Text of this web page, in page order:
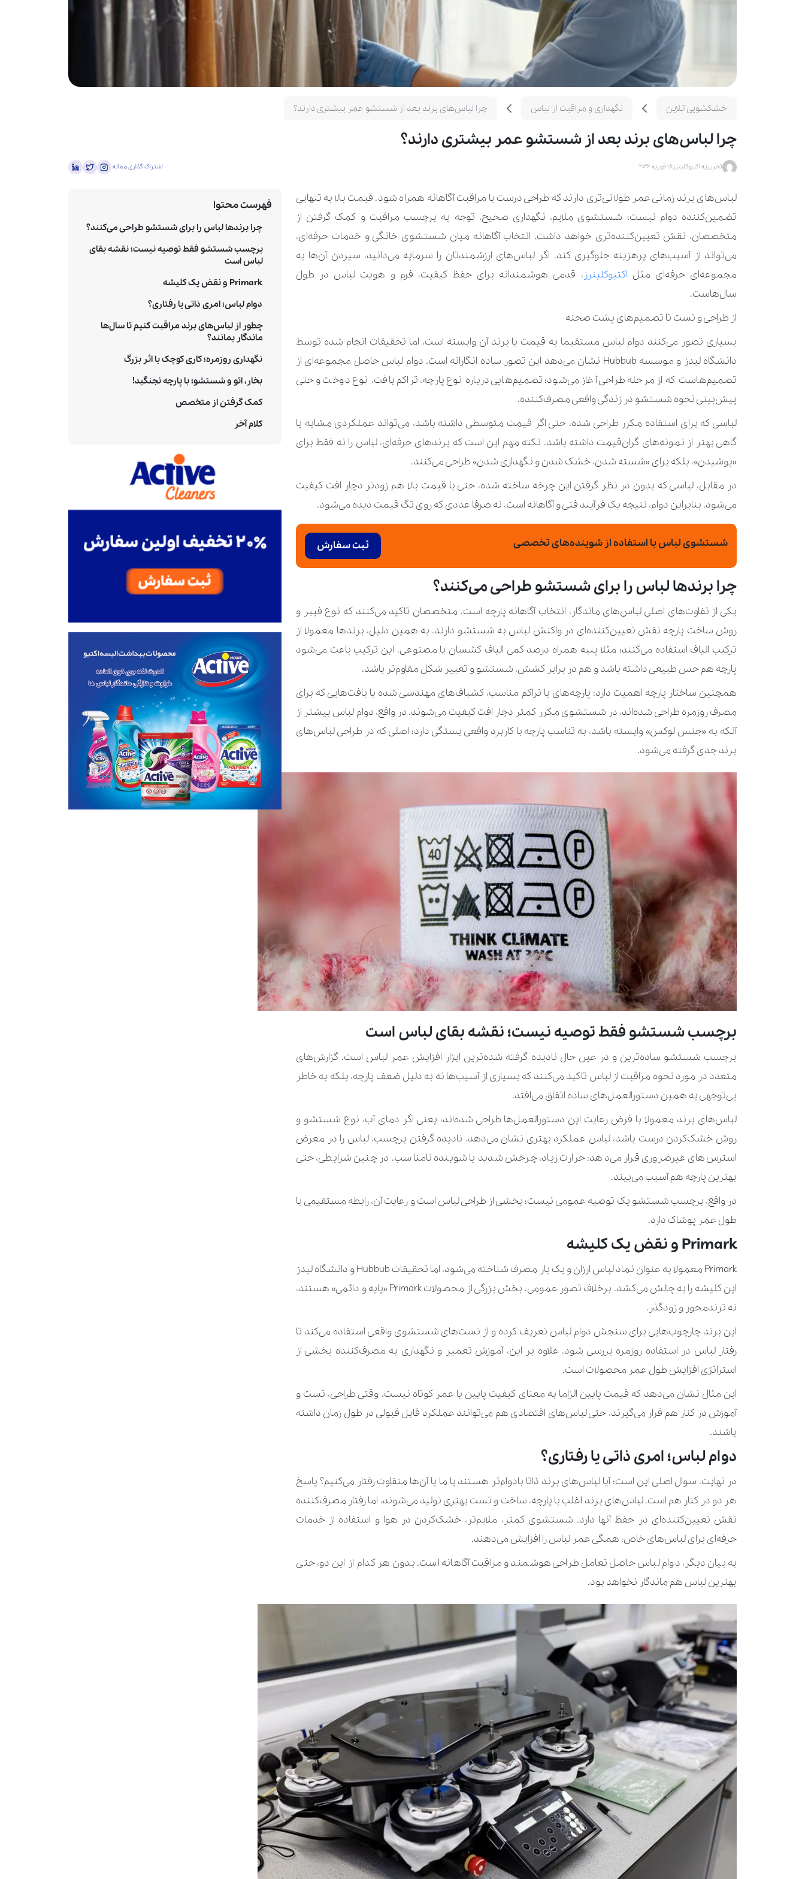
خشکشویی آنلاین نگهداری و مراقبت از لباس چرا لباس‌های برند بعد از شستشو عمر بیشتری دارند؟
چرا لباس‌های برند بعد از شستشو عمر بیشتری دارند؟
تحریریه اکتیوکلینرز18 فوریه 2026 اشتراک گذاری مقاله:
لباس‌های برند زمانی عمر طولانی‌تری دارند که طراحی درست با مراقبت آگاهانه همراه شود. قیمت بالا به ‌تنهایی
تضمین‌کننده دوام نیست؛ شستشوی ملایم، نگهداری صحیح، توجه به برچسب مراقبت و کمک گرفتن از
متخصصان، نقش تعیین‌کننده‌تری خواهد داشت. انتخاب آگاهانه میان شستشوی خانگی و خدمات حرفه‌ای،
می‌تواند از آسیب‌های پرهزینه جلوگیری کند. اگر لباس‌های ارزشمندتان را سرمایه می‌دانید، سپردن آن‌ها به
مجموعه‌ای حرفه‌ای مثل اکتیوکلینرز، قدمی هوشمندانه برای حفظ کیفیت، فرم و هویت لباس در طول
سال‌هاست.
از طراحی و تست تا تصمیم‌های پشت صحنه
بسیاری تصور می‌کنند دوام لباس مستقیما به قیمت یا برند آن وابسته است، اما تحقیقات انجام ‌شده توسط
دانشگاه لیدز و موسسه Hubbub نشان می‌دهد این تصور ساده ‌انگارانه است. دوام لباس حاصل مجموعه‌ای از
تصمیم‌هاست که از مرحله طراحی آغاز می‌شود؛ تصمیم‌هایی درباره نوع پارچه، تراکم بافت، نوع دوخت و حتی
پیش‌بینی نحوه شستشو در زندگی واقعی مصرف‌کننده.
لباسی که برای استفاده مکرر طراحی شده، حتی اگر قیمت متوسطی داشته باشد، می‌تواند عملکردی مشابه یا
گاهی بهتر از نمونه‌های گران‌قیمت داشته باشد. نکته مهم این است که برندهای حرفه‌ای، لباس را نه فقط برای
«پوشیدن»، بلکه برای «شسته شدن، خشک شدن و نگهداری شدن» طراحی می‌کنند.
در مقابل، لباسی که بدون در نظر گرفتن این چرخه ساخته شده، حتی با قیمت بالا هم زودتر دچار افت کیفیت
می‌شود. بنابراین دوام، نتیجه‌ یک فرآیند فنی و آگاهانه است، نه صرفا عددی که روی تگ قیمت دیده می‌شود.
شستشوی لباس با استفاده از شوینده‌های تخصصی ثبت سفارش
چرا برندها لباس را برای شستشو طراحی می‌کنند؟
یکی از تفاوت‌های اصلی لباس‌های ماندگار، انتخاب آگاهانه پارچه است. متخصصان تاکید می‌کنند که نوع فیبر و
روش ساخت پارچه نقش تعیین‌کننده‌ای در واکنش لباس به شستشو دارند. به همین دلیل، برندها معمولا از
ترکیب الیاف استفاده می‌کنند؛ مثلا پنبه همراه درصد کمی الیاف کشسان یا مصنوعی. این ترکیب باعث می‌شود
پارچه هم حس طبیعی داشته باشد و هم در برابر کشش، شستشو و تغییر شکل مقاوم‌تر باشد.
همچنین ساختار پارچه اهمیت دارد: پارچه‌های با تراکم مناسب، کشباف‌های مهندسی‌ شده یا بافت‌هایی که برای
مصرف روزمره طراحی شده‌اند، در شستشوی مکرر کمتر دچار افت کیفیت می‌شوند. در واقع، دوام لباس بیشتر از
آنکه به «جنس لوکس» وابسته باشد، به تناسب پارچه با کاربرد واقعی بستگی دارد؛ اصلی که در طراحی لباس‌های
برند جدی گرفته می‌شود.
برچسب شستشو فقط توصیه نیست؛ نقشه‌ بقای لباس است
برچسب شستشو ساده‌ترین و در عین حال نادیده ‌گرفته ‌شده‌ترین ابزار افزایش عمر لباس است. گزارش‌های
متعدد در مورد نحوه مراقبت از لباس تاکید می‌کنند که بسیاری از آسیب‌ها نه به ‌دلیل ضعف پارچه، بلکه به‌ خاطر
بی‌توجهی به همین دستورالعمل‌های ساده اتفاق می‌افتد.
لباس‌های برند معمولا با فرض رعایت این دستورالعمل‌ها طراحی شده‌اند؛ یعنی اگر دمای آب، نوع شستشو و
روش خشک‌کردن درست باشد، لباس عملکرد بهتری نشان می‌دهد. نادیده‌ گرفتن برچسب، لباس را در معرض
استرس‌های غیرضروری قرار می‌دهد: حرارت زیاد، چرخش شدید یا شوینده نامناسب. در چنین شرایطی، حتی
بهترین پارچه هم آسیب می‌بیند.
در واقع، برچسب شستشو یک توصیه عمومی نیست؛ بخشی از طراحی لباس است و رعایت آن، رابطه‌ مستقیمی با
طول عمر پوشاک دارد.
Primark و نقض یک کلیشه
Primark معمولا به ‌عنوان نماد لباس ارزان و یک ‌بار مصرف شناخته می‌شود، اما تحقیقات Hubbub و دانشگاه لیدز
این کلیشه را به چالش می‌کشد. برخلاف تصور عمومی، بخش بزرگی از محصولات Primark «پایه و دائمی» هستند،
نه ترندمحور و زودگذر.
این برند چارچوب‌هایی برای سنجش دوام لباس تعریف کرده و از تست‌های شستشوی واقعی استفاده می‌کند تا
رفتار لباس در استفاده‌ روزمره بررسی شود. علاوه بر این، آموزش تعمیر و نگهداری به مصرف‌کننده بخشی از
استراتژی افزایش طول عمر محصولات است.
این مثال نشان می‌دهد که قیمت پایین الزاما به معنای کیفیت پایین یا عمر کوتاه نیست. وقتی طراحی، تست و
آموزش در کنار هم قرار می‌گیرند، حتی لباس‌های اقتصادی هم می‌توانند عملکرد قابل قبولی در طول زمان داشته
باشند.
دوام لباس؛ امری ذاتی یا رفتاری؟
در نهایت، سوال اصلی این است: آیا لباس‌های برند ذاتا بادوام‌تر هستند یا ما با آن‌ها متفاوت رفتار می‌کنیم؟ پاسخ
هر دو در کنار هم است. لباس‌های برند اغلب با پارچه، ساخت و تست بهتری تولید می‌شوند، اما رفتار مصرف‌کننده
نقش تعیین‌کننده‌ای در حفظ آنها دارد. شستشوی کمتر، ملایم‌تر، خشک‌کردن در هوا و استفاده از خدمات
حرفه‌ای برای لباس‌های خاص، همگی عمر لباس را افزایش می‌دهند.
به بیان دیگر، دوام لباس حاصل تعامل طراحی هوشمند و مراقبت آگاهانه است. بدون هر کدام از این دو، حتی
بهترین لباس هم ماندگار نخواهد بود.
فهرست محتوا
چرا برندها لباس را برای شستشو طراحی می‌کنند؟
برچسب شستشو فقط توصیه نیست؛ نقشه‌ بقای
لباس است
Primark و نقض یک کلیشه
دوام لباس؛ امری ذاتی یا رفتاری؟
چطور از لباس‌های برند مراقبت کنیم تا سال‌ها
ماندگار بمانند؟
نگهداری روزمره؛ کاری کوچک با اثر بزرگ
بخار، اتو و شستشو؛ با پارچه نجنگید!
کمک گرفتن از متخصص
کلام آخر